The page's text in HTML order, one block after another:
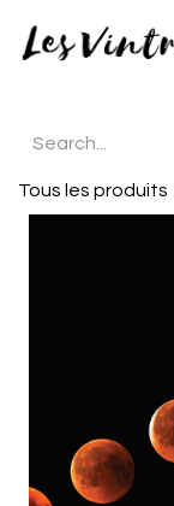
Tous les produits